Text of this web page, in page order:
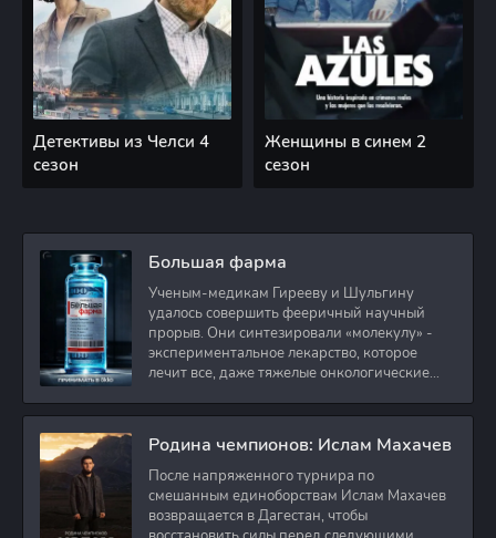
Детективы из Челси 4
сезон
Женщины в синем 2
сезон
Большая фарма
Ученым-медикам Гирееву и Шульгину
удалось совершить фееричный научный
прорыв. Они синтезировали «молекулу» -
экспериментальное лекарство, которое
лечит все, даже тяжелые онкологические
Родина чемпионов: Ислам Махачев
После напряженного турнира по
смешанным единоборствам Ислам Махачев
возвращается в Дагестан, чтобы